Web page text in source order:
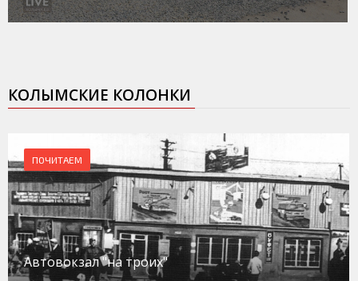
КОЛЫМСКИЕ КОЛОНКИ
ПОЧИТАЕМ
Автовокзал "на троих"